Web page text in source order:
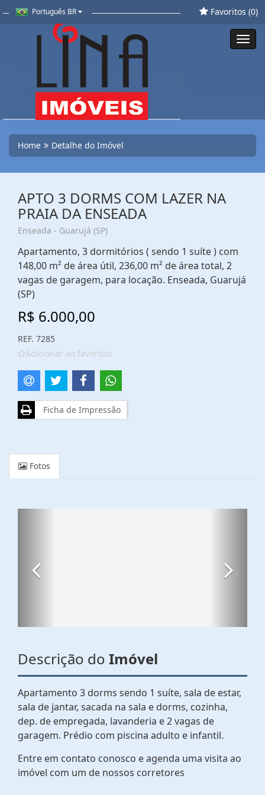
Português BR Favoritos (0)
Home Detalhe do Imóvel
APTO 3 DORMS COM LAZER NA
PRAIA DA ENSEADA
Enseada - Guarujá (SP)
Apartamento, 3 dormitórios ( sendo 1 suíte ) com
148,00 m² de área útil, 236,00 m² de área total, 2
vagas de garagem, para locação. Enseada, Guarujá
(SP)
R$ 6.000,00
REF. 7285
Adicionar ao favoritos
Ficha de Impressão
Fotos
Descrição do Imóvel
Apartamento 3 dorms sendo 1 suíte, sala de estar,
sala de jantar, sacada na sala e dorms, cozinha,
dep. de empregada, lavanderia e 2 vagas de
garagem. Prédio com piscina adulto e infantil.
Entre em contato conosco e agenda uma visita ao
imóvel com um de nossos corretores